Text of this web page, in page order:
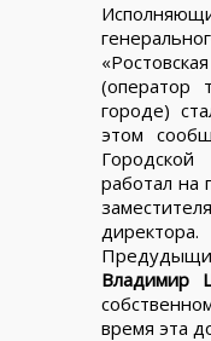
(оператор
городе)
этом
работал на
директора.
Владимир
время эта